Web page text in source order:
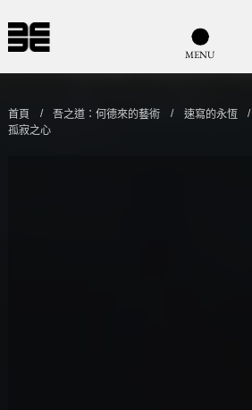
導覽列按鈕
MENU
首頁 吾之道：何德來的藝術
速寫的永恆
孤寂之心